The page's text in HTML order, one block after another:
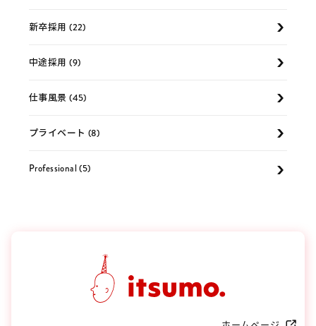
新卒採用 (22)
中途採用 (9)
仕事風景 (45)
プライベート (8)
Professional (5)